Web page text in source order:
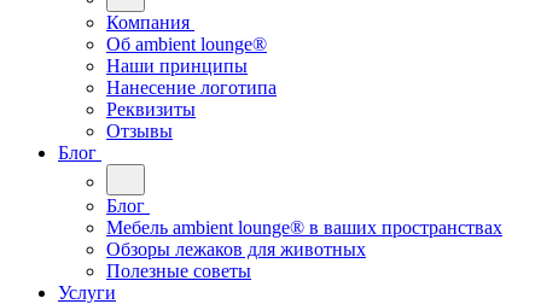
Компания
Oб ambient lounge®
Наши принципы
Нанесение логотипа
Реквизиты
Отзывы
Блог
Блог
Мебель ambient lounge® в ваших пространствах
Обзоры лежаков для животных
Полезные советы
Услуги